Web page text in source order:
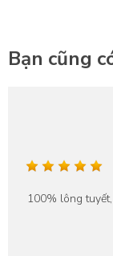
Bạn cũng
100% lông